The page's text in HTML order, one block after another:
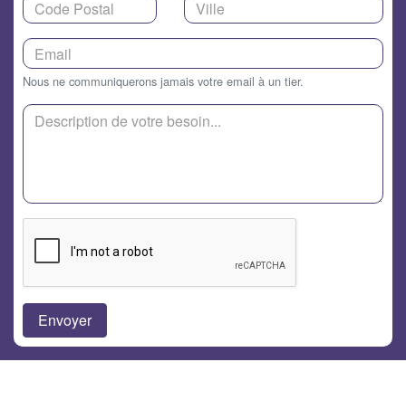
Nous ne communiquerons jamais votre email à un tier.